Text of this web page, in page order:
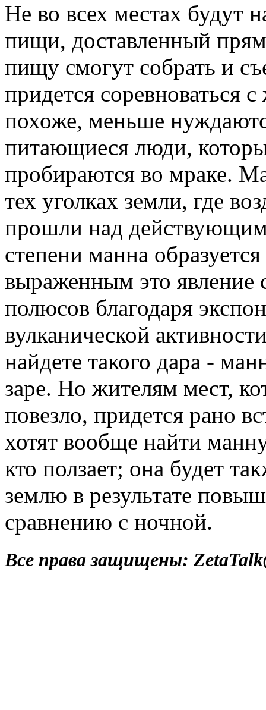
Не во всех местах будут
пищи, доставленный
пищу смогут собрать и
придется
похоже, меньше
питающиеся люди,
пробираются во мраке.
тех уголках земли, где
прошли над
степени манна
выраженным это явление
полюсов благодаря
вулканической
найдете такого дара -
заре. Но жителям мест,
повезло, придется рано
хотят вообще найти
кто ползает; она будет
землю в результате
сравнению с ночной.
Все права защищены: